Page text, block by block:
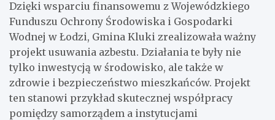
Dzięki wsparciu finansowemu z Wojewódzkiego
Funduszu Ochrony Środowiska i Gospodarki
Wodnej w Łodzi, Gmina Kluki zrealizowała ważny
projekt usuwania azbestu. Działania te były nie
tylko inwestycją w środowisko, ale także w
zdrowie i bezpieczeństwo mieszkańców. Projekt
ten stanowi przykład skutecznej współpracy
pomiędzy samorządem a instytucjami